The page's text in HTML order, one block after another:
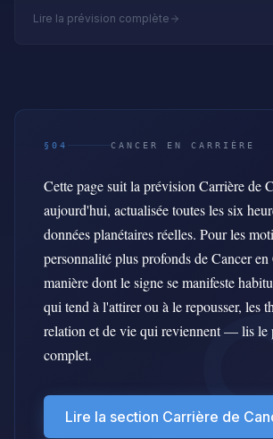
Lire la prévision complète
§04 CANCER EN CARRIÈRE
Cette page suit la prévision Carrière de
aujourd'hui, actualisée toutes les six
données planétaires réelles. Pour les
personnalité plus profonds de Cancer
manière dont le signe se manifeste
qui tend à l'attirer ou à le repousser, les
relation et de vie qui reviennent — lis le
complet.
Lire la section Carrière de